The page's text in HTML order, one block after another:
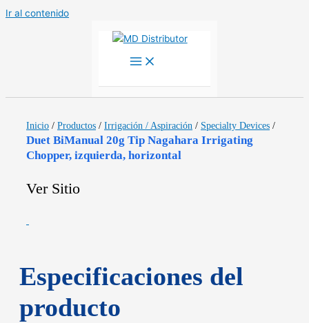
Ir al contenido
Inicio / Productos / Irrigación / Aspiración / Specialty Devices /
Duet BiManual 20g Tip Nagahara Irrigating
Chopper, izquierda, horizontal
Ver Sitio
Especificaciones del
producto